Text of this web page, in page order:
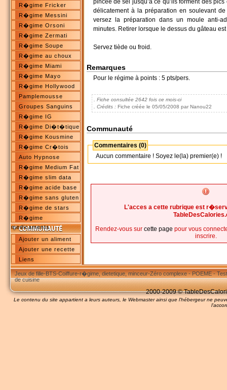
R�gime Fricker
R�gime Messini
R�gime Orsoni
R�gime Zermati
R�gime Soupe
R�gime au choux
R�gime Miami
R�gime Mayo
R�gime Hollywood
Pamplemousse
Groupes Sanguins
R�gime IG
R�gime Di�t�tique
R�gime Kousmine
R�gime Cr�tois
Auto Hypnose
R�gime Medium Fat
R�gime slim data
R�gime acide base
R�gime sans gluten
R�gime de stars
R�gime
medicaments
Ajouter un aliment
Ajouter une recette
Liens
pincée de sel jusqu’à ce qu’ils forment des
délicatement à la préparation en soulevant
versez la préparation dans un moule anti-
minutes. Retirer lorsque le dessus du gâteau est
Servez tiède ou froid.
Remarques
Pour le régime à points : 5 pts/pers.
. Fiche consultée 2642 fois ce mois-ci
. Crédits :Fiche créée le 05/05/2008 par Nanou22
Communauté
Commentaires (0)
Aucun commentaire ! Soyez le(la) premier(e) !
L'acces a cette rubrique est
Rendez-vous sur cette page pour vous
inscrire.
Jeux de fille-BTS-Coiffure-r�gime, dietetique, minceur-Zéro complexe-POEME-
de cuisine
2000-2009 ©
Le contenu du site appartient a leurs auteurs, le Webmaster ainsi que l'hébergeur ne